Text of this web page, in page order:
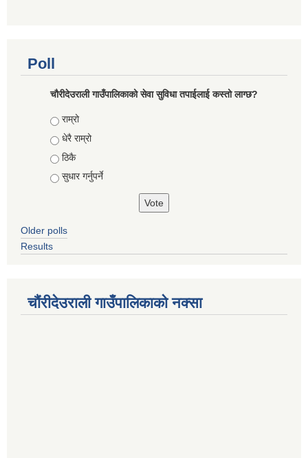
Poll
चौरीदेउराली गाउँपालिकाको सेवा सुविधा तपाईलाई कस्तो लाग्छ?
Choices
राम्रो
धेरै राम्रो
ठिकै
सुधार गर्नुपर्ने
Older polls
Results
चौंरीदेउराली गाउँपालिकाको नक्सा